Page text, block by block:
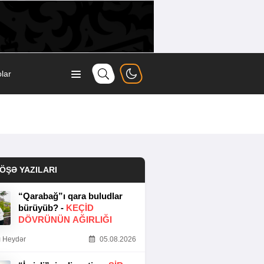
YAZILARI
“Qarabağ”ı qara buludlar
bürüyüb? - KEÇID
DÖVRÜNÜN AĞIRLIĞI
Heydər 05.08.2026